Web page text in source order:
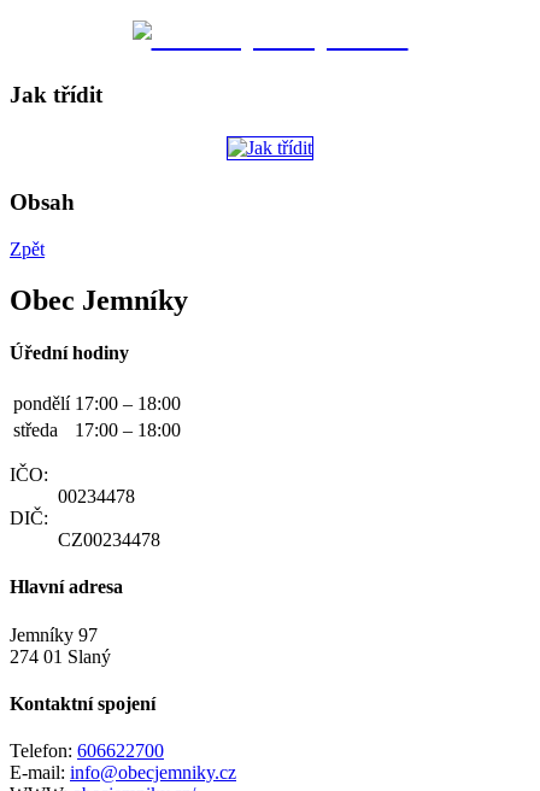
Jak třídit
Obsah
Zpět
Obec Jemníky
Úřední hodiny
pondělí 17:00 – 18:00
středa
17:00 – 18:00
IČO:
00234478
DIČ:
CZ00234478
Hlavní adresa
Jemníky 97
274 01 Slaný
Kontaktní spojení
Telefon: 606622700
E-mail: info@obecjemniky.cz